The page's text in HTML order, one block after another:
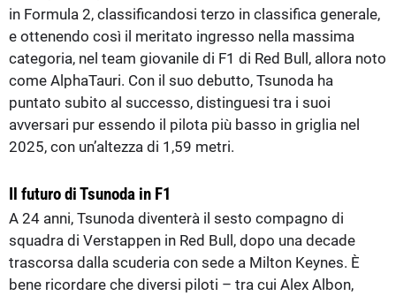
in Formula 2, classificandosi terzo in classifica generale,
e ottenendo così il meritato ingresso nella massima
categoria, nel team giovanile di F1 di Red Bull, allora noto
come AlphaTauri. Con il suo debutto, Tsunoda ha
puntato subito al successo, distinguesi tra i suoi
avversari pur essendo il pilota più basso in griglia nel
2025, con un’altezza di 1,59 metri.
Il futuro di Tsunoda in F1
A 24 anni, Tsunoda diventerà il sesto compagno di
squadra di Verstappen in Red Bull, dopo una decade
trascorsa dalla scuderia con sede a Milton Keynes. È
bene ricordare che diversi piloti – tra cui Alex Albon,